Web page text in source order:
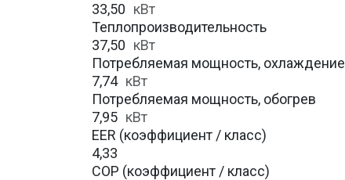
33,50 кВт
Теплопроизводительность
37,50 кВт
Потребляемая мощность, охлаждение
7,74 кВт
Потребляемая мощность, обогрев
7,95 кВт
EER (коэффициент / класс)
4,33
COP (коэффициент / класс)